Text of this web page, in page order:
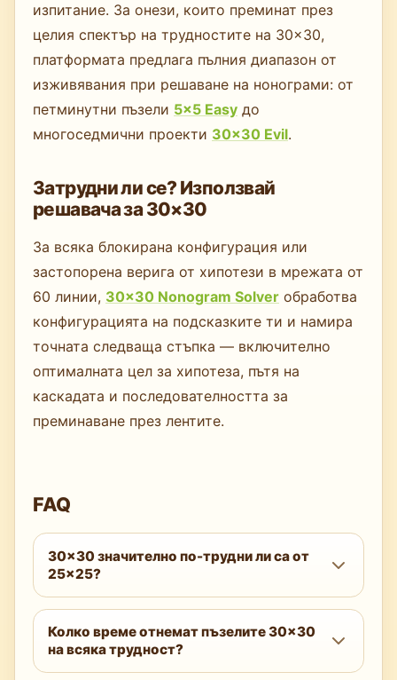
изпитание. За онези, които преминат през
целия спектър на трудностите на 30×30,
платформата предлага пълния диапазон от
изживявания при решаване на нонограми: от
петминутни пъзели 5×5 Easy до
многоседмични проекти 30×30 Evil.
Затрудни ли се? Използвай
решавача за 30×30
За всяка блокирана конфигурация или
застопорена верига от хипотези в мрежата от
60 линии, 30×30 Nonogram Solver обработва
конфигурацията на подсказките ти и намира
точната следваща стъпка — включително
оптималната цел за хипотеза, пътя на
каскадата и последователността за
преминаване през лентите.
FAQ
30×30 значително по-трудни ли са от
25×25?
Да — на всяко ниво на трудност.
Допълнителните 275 клетки, десетте
допълнителни линии и аритметиката на
Колко време отнемат пъзелите 30×30
на всяка трудност?